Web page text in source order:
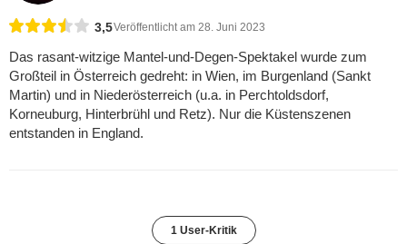
3,5Veröffentlicht am 28. Juni 2023
Das rasant-witzige Mantel-und-Degen-Spektakel wurde zum
Großteil in Österreich gedreht: in Wien, im Burgenland (Sankt
Martin) und in Niederösterreich (u.a. in Perchtoldsdorf,
Korneuburg, Hinterbrühl und Retz). Nur die Küstenszenen
entstanden in England.
1 User-Kritik